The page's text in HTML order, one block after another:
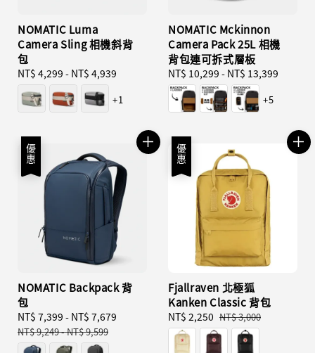
NOMATIC Luma
Camera Sling 相機斜背
包
Regular
price
NT$ 4,299 - NT$ 4,939
+1
NOMATIC Mckinnon
Camera Pack 25L 相機
背包連可拆式層板
Regular
price
NT$ 10,299 - NT$ 13,399
+5
優惠
NOMATIC Backpack 背
包
Sale
price
NT$ 7,399 - NT$ 7,679
NT$ 9,249-NT$ 9,599
優惠
Fjallraven 北極狐
Kanken Classic 背包
Sale
price
NT$ 2,250 Regular
price
NT$ 3,000